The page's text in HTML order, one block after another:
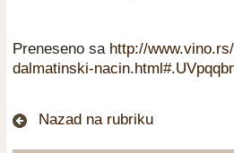
Preneseno sa http://
dalmatinski-
Nazad na rubriku